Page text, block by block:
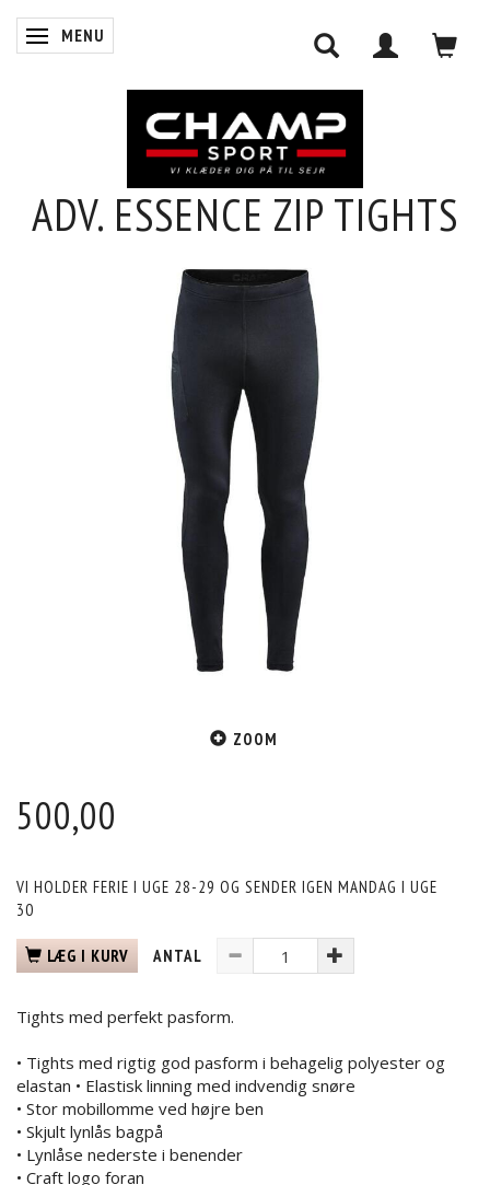
SKIFTE NAVIGATION
MENU
ADV. ESSENCE ZIP TIGHTS
ZOOM
500,00
VI HOLDER FERIE I UGE 28-29 OG SENDER IGEN MANDAG I UGE
30
LÆG I KURV ANTAL
Tights med perfekt pasform.
• Tights med rigtig god pasform i behagelig polyester og
elastan • Elastisk linning med indvendig snøre
• Stor mobillomme ved højre ben
• Skjult lynlås bagpå
• Lynlåse nederste i benender
• Craft logo foran